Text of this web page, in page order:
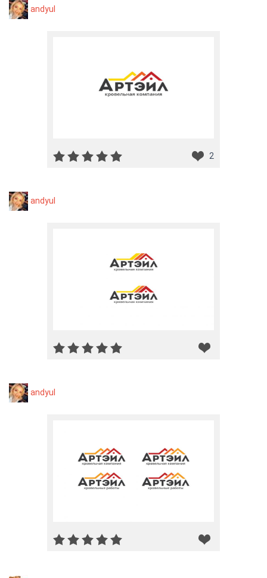
andyul
2
andyul
andyul